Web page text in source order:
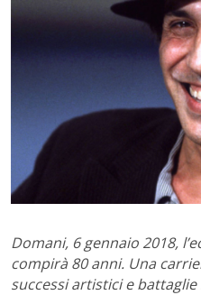
Domani, 6 gennaio 2018,
compirà 80 anni. Una
successi artistici e